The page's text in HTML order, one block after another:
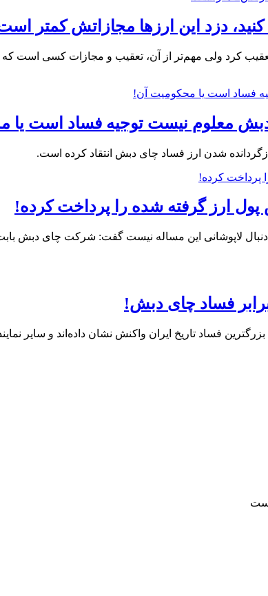
دزد این ارزها مجازاتش کمتر
کرد ولی مهم‌تر از آن، تعقیب و مجازات کسی است که
دبش معلوم نیست توجیه فساد است یا
شدن ارز فساد چای دبش انتقاد کرده است.
ارز گرفته شده را پرداخت کرده!
دنبال لاپوشانی این مساله نیست گفت: شرکت چای دبش
از ۲۹۰ نماینده این دوره مجلس به بزرگترین فساد تاریخ ایران واکنش